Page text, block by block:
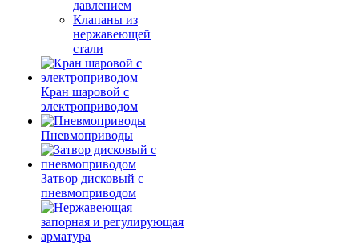
давлением
Клапаны из
нержавеющей
стали
Кран шаровой с
электроприводом
Пневмоприводы
Затвор дисковый с
пневмоприводом